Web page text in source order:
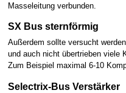
Masseleitung verbunden.
SX Bus sternförmig
Außerdem sollte versucht
und auch nicht übertrieben viele
Zum Beispiel maximal 6-10
Selectrix-Bus Verstärker